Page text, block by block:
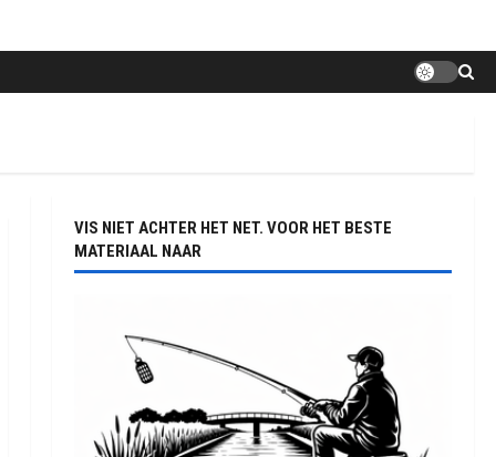
VIS NIET ACHTER HET NET. VOOR HET BESTE
MATERIAAL NAAR